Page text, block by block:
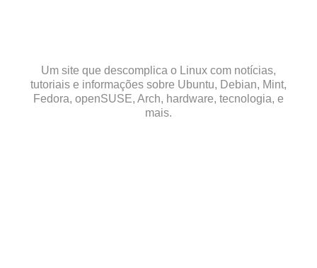
Um site que descomplica o Linux com notícias,
tutoriais e informações sobre Ubuntu, Debian, Mint,
Fedora, openSUSE, Arch, hardware, tecnologia, e
mais.